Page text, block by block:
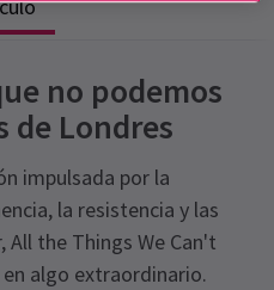
no podemos
de Londres
impulsada por la
la resistencia y las
All the Things We Can't
algo extraordinario.